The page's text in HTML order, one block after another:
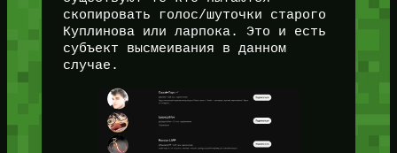
скопировать голос/шуточки старого
Куплинова или ларпока. Это и есть
субъект высмеивания в данном
случае.